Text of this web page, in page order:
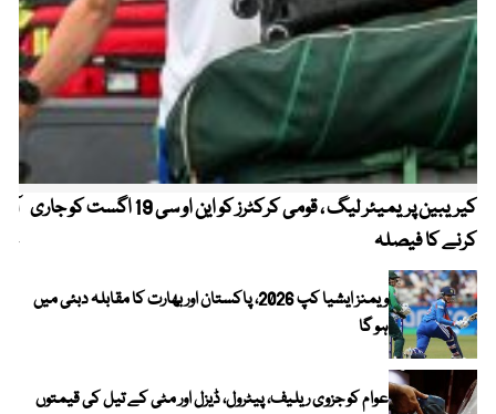
کیریبین پریمیئر لیگ ، قومی کرکٹرز کو این او سی 19 اگست کو جاری
کرنے کا فیصلہ
ویمنز ایشیا کپ 2026، پاکستان اور بھارت کا مقابلہ دبئی میں
ہو گا
عوام کو جزوی ریلیف، پیٹرول، ڈیزل اور مٹی کے تیل کی قیمتوں